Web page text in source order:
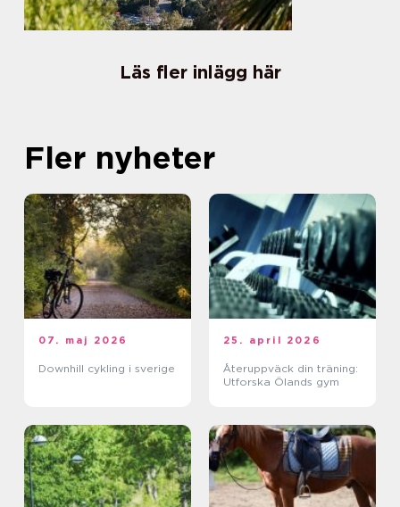
Läs fler inlägg här
Fler nyheter
07. maj 2026
Downhill cykling i sverige
25. april 2026
Återuppväck din träning:
Utforska Ölands gym